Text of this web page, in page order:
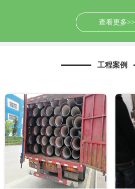
查看更多>>
工程案例